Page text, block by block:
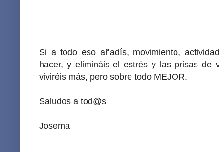
Si a todo eso añadís, movimiento,
hacer, y elimináis el estrés y las prisas de
viviréis más, pero sobre todo MEJOR.
Saludos a tod@s
Josema